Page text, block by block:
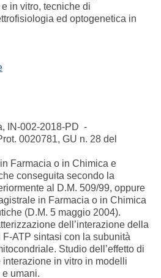
in vitro, tecniche di
ed optogenetica in
IN-002-2018-PD -
0020781, GU n. 28 del
Farmacia o in Chimica e
conseguita secondo la
al D.M. 509/99, oppure
in Farmacia o in Chimica
(D.M. 5 maggio 2004).
dell’interazione della
ATP sintasi con la subunità
Studio dell’effetto di
in vitro in modelli
umani.